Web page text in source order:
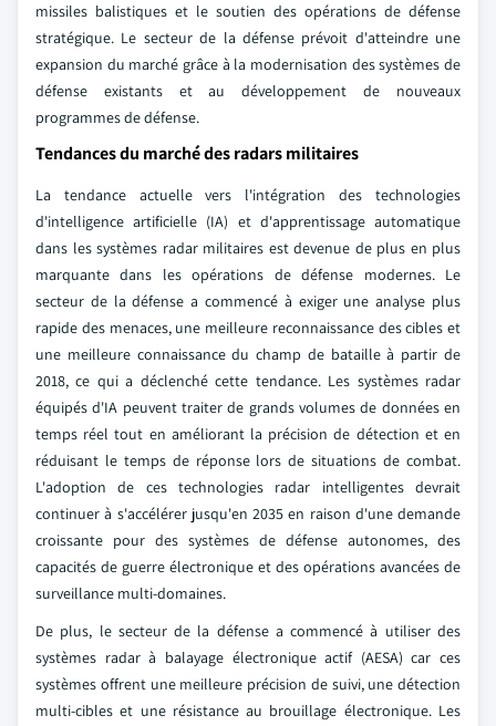
missiles balistiques et le soutien des opérations de défense
stratégique. Le secteur de la défense prévoit d'atteindre une
expansion du marché grâce à la modernisation des systèmes de
défense existants et au développement de nouveaux
programmes de défense.
Tendances du marché des radars militaires
La tendance actuelle vers l'intégration des technologies
d'intelligence artificielle (IA) et d'apprentissage automatique
dans les systèmes radar militaires est devenue de plus en plus
marquante dans les opérations de défense modernes. Le
secteur de la défense a commencé à exiger une analyse plus
rapide des menaces, une meilleure reconnaissance des cibles et
une meilleure connaissance du champ de bataille à partir de
2018, ce qui a déclenché cette tendance. Les systèmes radar
équipés d'IA peuvent traiter de grands volumes de données en
temps réel tout en améliorant la précision de détection et en
réduisant le temps de réponse lors de situations de combat.
L'adoption de ces technologies radar intelligentes devrait
continuer à s'accélérer jusqu'en 2035 en raison d'une demande
croissante pour des systèmes de défense autonomes, des
capacités de guerre électronique et des opérations avancées de
surveillance multi-domaines.
De plus, le secteur de la défense a commencé à utiliser des
systèmes radar à balayage électronique actif (AESA) car ces
systèmes offrent une meilleure précision de suivi, une détection
multi-cibles et une résistance au brouillage électronique. Les